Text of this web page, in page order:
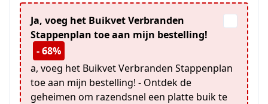
Ja, voeg het Buikvet Verbranden
Stappenplan toe aan mijn bestelling!
- 68%
a, voeg het Buikvet Verbranden Stappenplan
toe aan mijn bestelling! - Ontdek de
geheimen om razendsnel een platte buik te